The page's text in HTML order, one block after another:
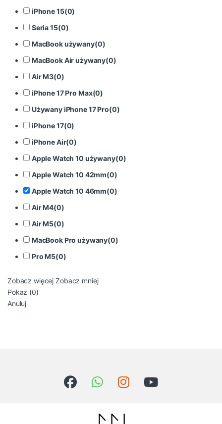
iPhone 15(0)
Seria 15(0)
MacBook używany(0)
MacBook Air używany(0)
Air M3(0)
iPhone 17 Pro Max(0)
Używany iPhone 17 Pro(0)
iPhone 17(0)
iPhone Air(0)
Apple Watch 10 używany(0)
Apple Watch 10 42mm(0)
Apple Watch 10 46mm(0)
Air M4(0)
Air M5(0)
MacBook Pro używany(0)
Pro M5(0)
Zobacz więcej Zobacz mniej
Pokaż (0)
Anuluj